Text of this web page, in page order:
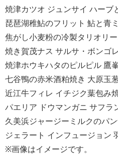
焼津カツオ ジュンサイ ハーブ
琵琶湖稚鮎のフリット 鮎と青
焦がし小麦粉の冷製タリオリ
焼き賀茂ナス サルサ・ボンゴレ
焼津ホウキハタのピルピル 鷹
七谷鴨の赤米酒粕焼き 大原玉
近江牛フィレ イチジク葉包み
パエリア ドウマンガニ サフラ
久美浜ジャージーミルクのパ
ジェラート インフュージョン
※画像はイメージです。